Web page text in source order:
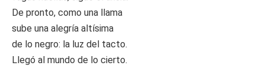
De pronto, como una llama
sube una alegría altísima
de lo negro: la luz del tacto.
Llegó al mundo de lo cierto.